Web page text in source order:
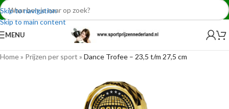
Skip to navigation
Skip to main content
MENU
Home» Prijzen per sport » Dance Trofee – 23,5 t/m 27,5 cm